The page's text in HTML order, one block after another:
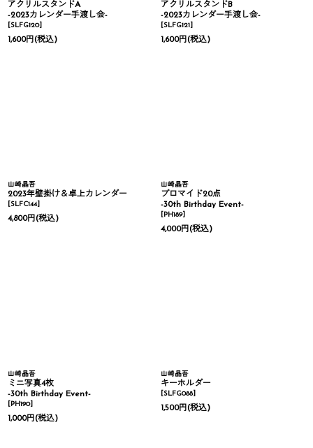
アクリルスタンドA
-2023カレンダー手渡し会-
[SLFG120]
1,600円(税込)
アクリルスタンドB
-2023カレンダー手渡し会-
[SLFG121]
1,600円(税込)
山崎晶吾
2023年壁掛け＆卓上カレンダー
[SLFC144]
4,800円(税込)
山崎晶吾
ブロマイド20点
-30th Birthday Event-
[PH189]
4,000円(税込)
山崎晶吾
ミニ写真4枚
-30th Birthday Event-
[PH190]
1,000円(税込)
山崎晶吾
キーホルダー
[SLFG088]
1,500円(税込)